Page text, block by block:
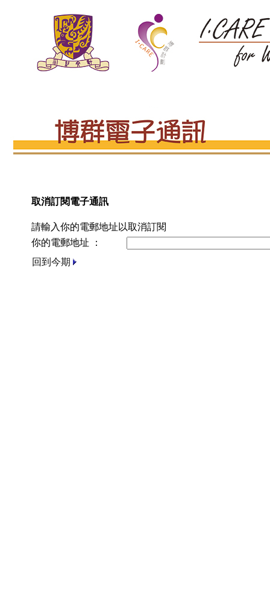
取消訂閱電子通訊
請輸入你的電郵地址以取消訂閱
你的電郵地址 ：
回到今期